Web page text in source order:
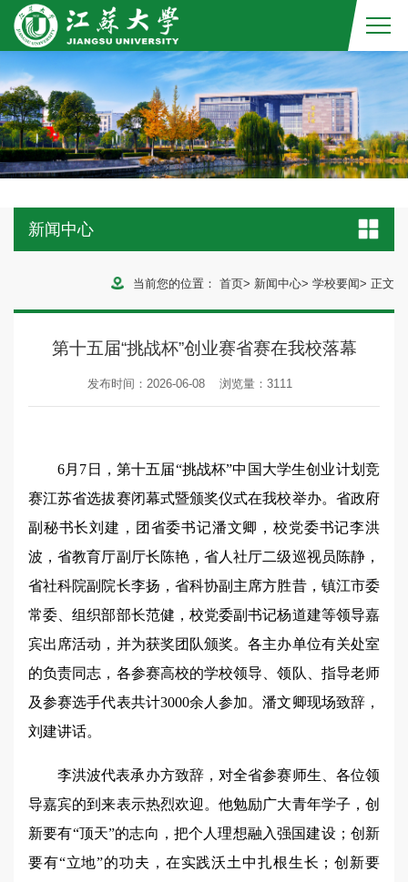
新闻中心
当前您的位置： 首页> 新闻中心> 学校要闻> 正文
第十五届“挑战杯”创业赛省赛在我校落幕
发布时间：2026-06-08 浏览量： 3111
6月7日，第十五届“挑战杯”中国大学生创业计划竞
赛江苏省选拔赛闭幕式暨颁奖仪式在我校举办。省政府
副秘书长刘建，团省委书记潘文卿，校党委书记李洪
波，省教育厅副厅长陈艳，省人社厅二级巡视员陈静，
省社科院副院长李扬，省科协副主席方胜昔，镇江市委
常委、组织部部长范健，校党委副书记杨道建等领导嘉
宾出席活动，并为获奖团队颁奖。各主办单位有关处室
的负责同志，各参赛高校的学校领导、领队、指导老师
及参赛选手代表共计3000余人参加。潘文卿现场致辞，
刘建讲话。
李洪波代表承办方致辞，对全省参赛师生、各位领
导嘉宾的到来表示热烈欢迎。他勉励广大青年学子，创
新要有“顶天”的志向，把个人理想融入强国建设；创新
要有“立地”的功夫，在实践沃土中扎根生长；创新要